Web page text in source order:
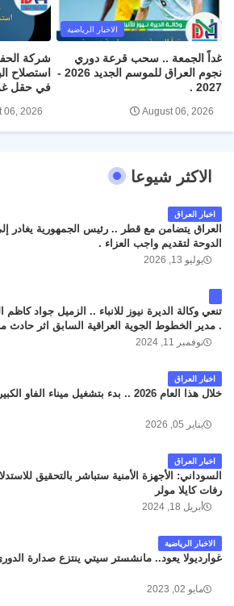
الاخبار الرياضية
غداً الجمعة .. سحب قرعة دوري
نجوم العراق للموسم الجديد 2026 -
2027 .
August 06, 2026
شركة
في حقل
06, 2026
الاكثر شيوعا
اخبار العراق
العراق يتضامن مع قطر .. رئيس الجمهورية يغادر
الدوحة لتقديم واجب العزاء .
يوليو 13, 2026
تنعي وكالة الديرة نيوز للانباء .. الزميل جواد كاظم
. مدير الخطوط الجوية العراقية السابق اثر حادث
داخل مطار البصرة الدولي اليوم الاثنين على الطريق
كان سبب الحادث يعود لتصادم عجلته مع عجلة نوع
تابعة لشركة الهلال الماسكة لإعمار مطار البصرة
سائلين الله عز وجل ان يتغمد الفقيد بواسع رحمته ،
نوفمبر 11, 2024
اخبار العراق
خلال هذا العام 2026 .. بدء بتشغيل ميناء الفاو الكبير .
يناير 05, 2026
اخبار العراق
السوداني: الأجهزة الأمنية ستباشر بالتحقيق
رفات كايلا مولر
أبريل 18, 2024
الاخبار الرياضية
غوارديولا يعود.. مانشستر سيتي ينتزع صدارة
مايو 02, 2023